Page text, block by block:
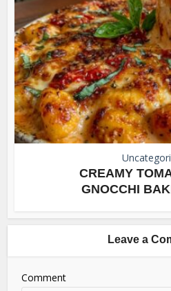
CREAMY
GNOCCHI
Leave a
Comment